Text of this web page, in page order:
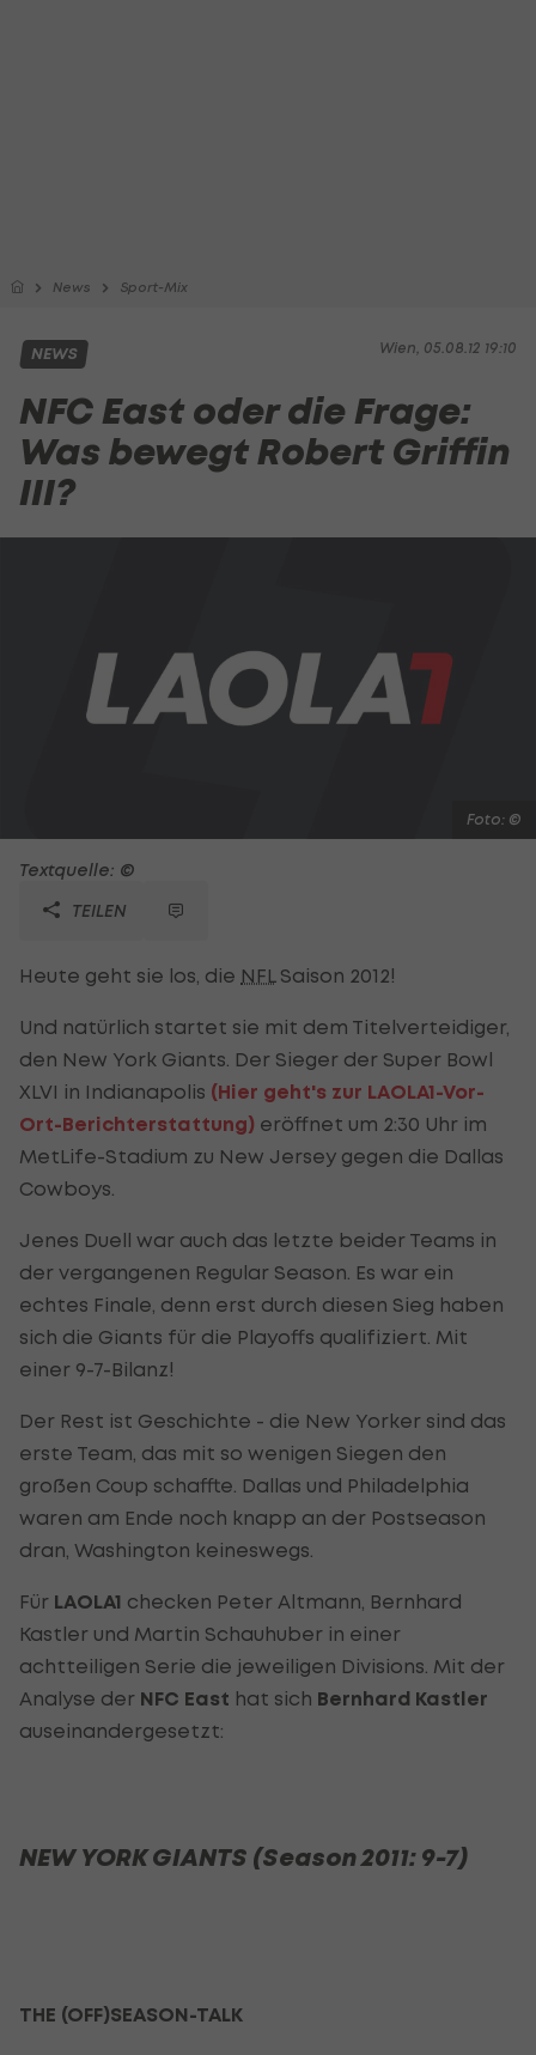
News Sport-Mix
Wien, 05.08.12 19:10
NEWS
NFC East oder die Frage:
Was bewegt Robert Griffin
III?
Foto: ©
Textquelle: ©
TEILEN
Heute geht sie los, die NFL Saison 2012!
Und natürlich startet sie mit dem Titelverteidiger,
den New York Giants. Der Sieger der Super Bowl
XLVI in Indianapolis (Hier geht's zur LAOLA1-Vor-
Ort-Berichterstattung) eröffnet um 2:30 Uhr im
MetLife-Stadium zu New Jersey gegen die Dallas
Cowboys.
Jenes Duell war auch das letzte beider Teams in
der vergangenen Regular Season. Es war ein
echtes Finale, denn erst durch diesen Sieg haben
sich die Giants für die Playoffs qualifiziert. Mit
einer 9-7-Bilanz!
Der Rest ist Geschichte - die New Yorker sind das
erste Team, das mit so wenigen Siegen den
großen Coup schaffte. Dallas und Philadelphia
waren am Ende noch knapp an der Postseason
dran, Washington keineswegs.
Für LAOLA1 checken Peter Altmann, Bernhard
Kastler und Martin Schauhuber in einer
achtteiligen Serie die jeweiligen Divisions. Mit der
Analyse der NFC East hat sich Bernhard Kastler
auseinandergesetzt:
NEW YORK GIANTS (Season 2011: 9-7)
THE (OFF)SEASON-TALK